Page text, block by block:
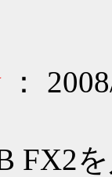
：
FX2